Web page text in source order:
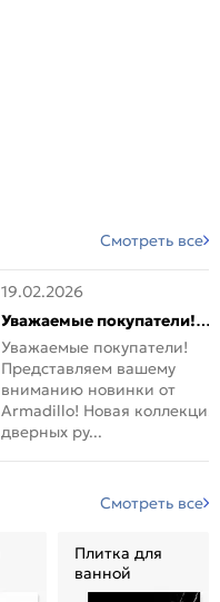
Смотреть все
19.02.2026
Уважаемые покупатели!
Представляем вашему
вниманию новинки от
Armadillo!
Уважаемые покупатели!
Представляем вашему
вниманию новинки от
Armadillo! Новая коллекция
дверных ру...
Смотреть все
Плитка для
ванной